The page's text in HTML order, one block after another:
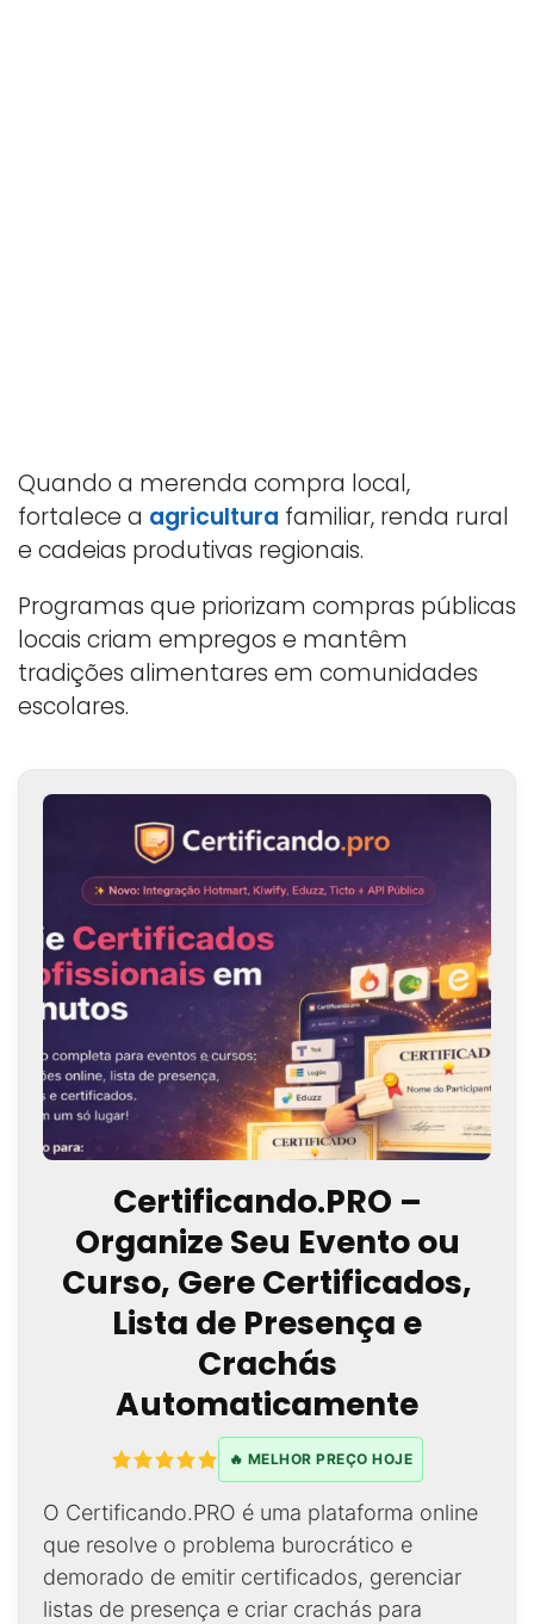
Quando a merenda compra local,
fortalece a agricultura familiar, renda rural
e cadeias produtivas regionais.
Programas que priorizam compras públicas
locais criam empregos e mantêm
tradições alimentares em comunidades
escolares.
Certificando.PRO –
Organize Seu Evento ou
Curso, Gere Certificados,
Lista de Presença e
Crachás
Automaticamente
🔥 MELHOR PREÇO HOJE
O Certificando.PRO é uma plataforma online
que resolve o problema burocrático e
demorado de emitir certificados, gerenciar
listas de presença e criar crachás para